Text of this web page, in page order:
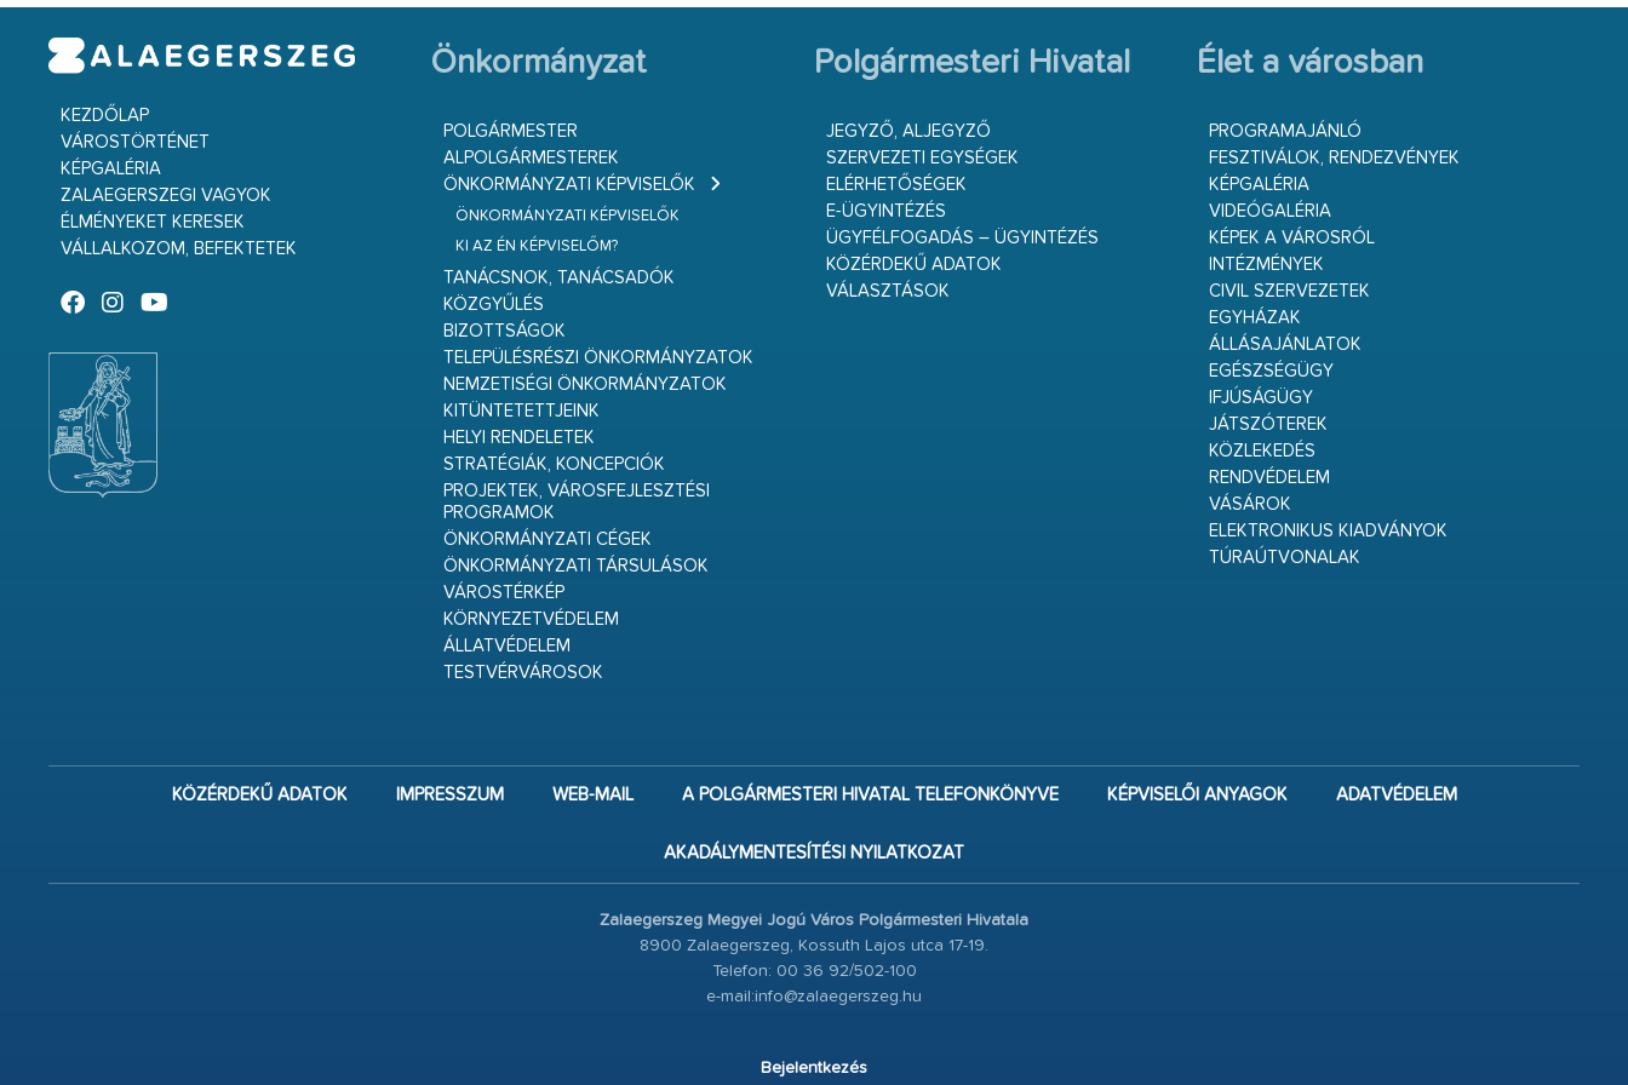
KEZDŐLAP
VÁROSTÖRTÉNET
KÉPGALÉRIA
ZALAEGERSZEGI VAGYOK
ÉLMÉNYEKET KERESEK
VÁLLALKOZOM, BEFEKTETEK
Önkormányzat
POLGÁRMESTER
ALPOLGÁRMESTEREK
ÖNKORMÁNYZATI KÉPVISELŐK
ÖNKORMÁNYZATI KÉPVISELŐK
KI AZ ÉN KÉPVISELŐM?
TANÁCSNOK, TANÁCSADÓK
KÖZGYŰLÉS
BIZOTTSÁGOK
TELEPÜLÉSRÉSZI ÖNKORMÁNYZATOK
NEMZETISÉGI ÖNKORMÁNYZATOK
KITÜNTETETTJEINK
HELYI RENDELETEK
STRATÉGIÁK, KONCEPCIÓK
PROJEKTEK, VÁROSFEJLESZTÉSI
PROGRAMOK
ÖNKORMÁNYZATI CÉGEK
ÖNKORMÁNYZATI TÁRSULÁSOK
VÁROSTÉRKÉP
KÖRNYEZETVÉDELEM
ÁLLATVÉDELEM
TESTVÉRVÁROSOK
Polgármesteri Hivatal
JEGYZŐ, ALJEGYZŐ
SZERVEZETI EGYSÉGEK
ELÉRHETŐSÉGEK
E-ÜGYINTÉZÉS
ÜGYFÉLFOGADÁS – ÜGYINTÉZÉS
KÖZÉRDEKŰ ADATOK
VÁLASZTÁSOK
Élet a városban
PROGRAMAJÁNLÓ
FESZTIVÁLOK, RENDEZVÉNYEK
KÉPGALÉRIA
VIDEÓGALÉRIA
KÉPEK A VÁROSRÓL
INTÉZMÉNYEK
CIVIL SZERVEZETEK
EGYHÁZAK
ÁLLÁSAJÁNLATOK
EGÉSZSÉGÜGY
IFJÚSÁGÜGY
JÁTSZÓTEREK
KÖZLEKEDÉS
RENDVÉDELEM
VÁSÁROK
ELEKTRONIKUS KIADVÁNYOK
TÚRAÚTVONALAK
KÖZÉRDEKŰ ADATOK IMPRESSZUM WEB-MAIL A POLGÁRMESTERI HIVATAL TELEFONKÖNYVE KÉPVISELŐI ANYAGOK ADATVÉDELEM
AKADÁLYMENTESÍTÉSI NYILATKOZAT
Zalaegerszeg Megyei Jogú Város Polgármesteri Hivatala
8900 Zalaegerszeg, Kossuth Lajos utca 17-19.
Telefon: 00 36 92/502-100
e-mail:info@zalaegerszeg.hu
Bejelentkezés